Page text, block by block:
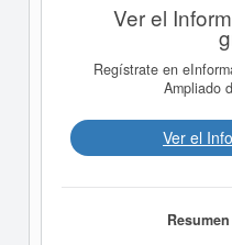
Ver el
Regístrate en
Ampliado
Ver el